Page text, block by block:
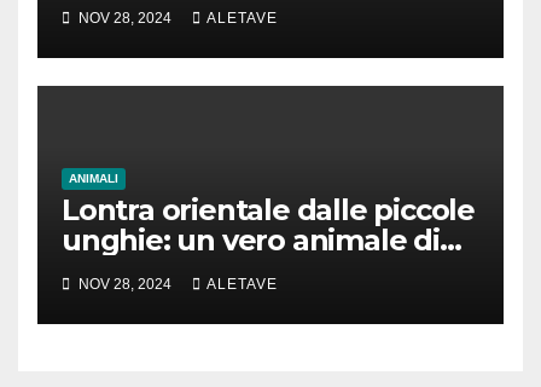
NOV 28, 2024 ALETAVE
ANIMALI
Lontra orientale dalle piccole
unghie: un vero animale di
cui parlare
NOV 28, 2024 ALETAVE